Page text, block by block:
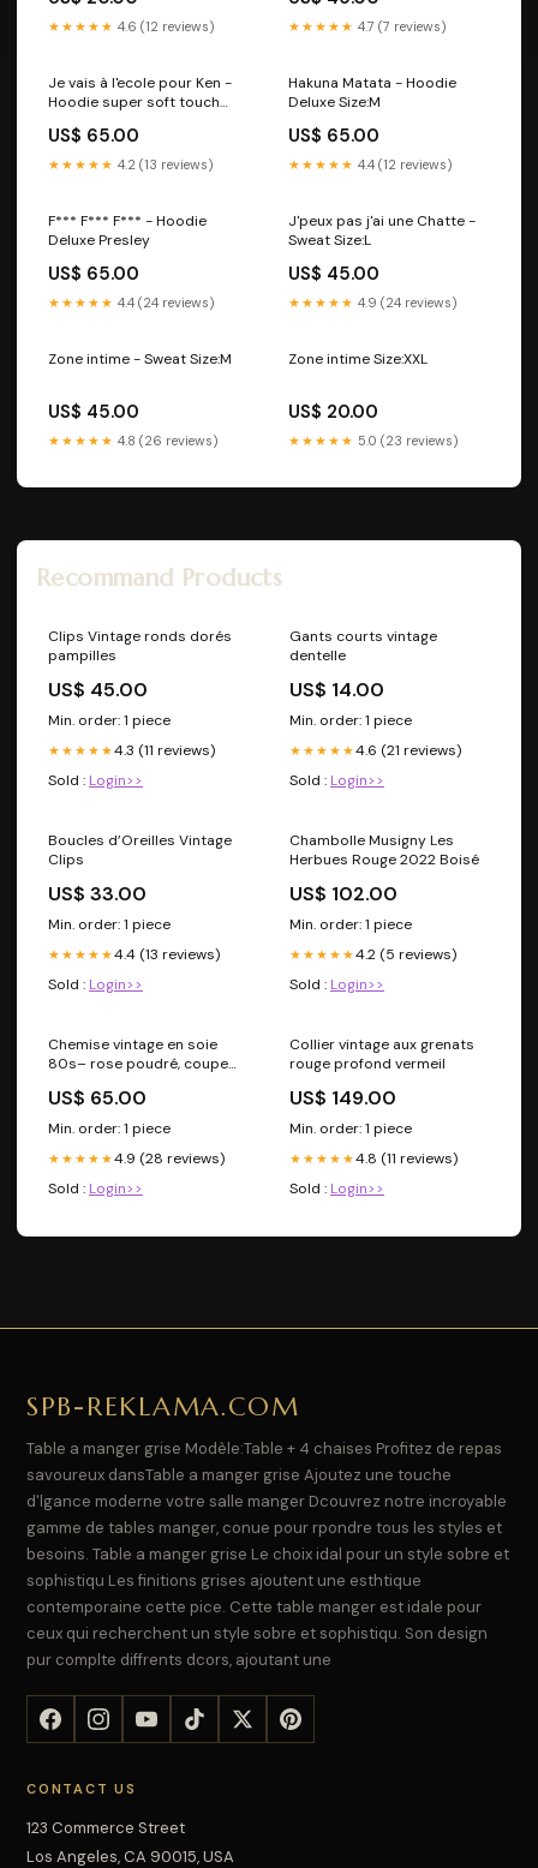
★★★★★ 4.6 (12 reviews) ★★★★★ 4.7 (7 reviews)
Je vais à l'ecole pour Ken -
Hoodie super soft touch
US$ 65.00
★★★★★ 4.2 (13 reviews)
Hakuna Matata - Hoodie
Deluxe Size:M
US$ 65.00
★★★★★ 4.4 (12 reviews)
F*** F*** F*** - Hoodie
Deluxe Presley
US$ 65.00
★★★★★ 4.4 (24 reviews)
J'peux pas j'ai une Chatte -
Sweat Size:L
US$ 45.00
★★★★★ 4.9 (24 reviews)
Zone intime - Sweat Size:M
US$ 45.00
★★★★★ 4.8 (26 reviews)
Zone intime Size:XXL
US$ 20.00
★★★★★ 5.0 (23 reviews)
Recommand Products
Clips Vintage ronds dorés
pampilles
US$ 45.00
Min. order: 1 piece
★★★★★4.3 (11 reviews)
Sold : Login>>
Gants courts vintage
dentelle
US$ 14.00
Min. order: 1 piece
★★★★★4.6 (21 reviews)
Sold : Login>>
Boucles d’Oreilles Vintage
Clips
US$ 33.00
Min. order: 1 piece
★★★★★4.4 (13 reviews)
Sold : Login>>
Chambolle Musigny Les
Herbues Rouge 2022 Boisé
US$ 102.00
Min. order: 1 piece
★★★★★4.2 (5 reviews)
Sold : Login>>
Chemise vintage en soie
80s– rose poudré, coupe
US$ 65.00
Min. order: 1 piece
★★★★★4.9 (28 reviews)
Sold : Login>>
Collier vintage aux grenats
rouge profond vermeil
US$ 149.00
Min. order: 1 piece
★★★★★4.8 (11 reviews)
Sold : Login>>
SPB-REKLAMA.COM
Table a manger grise Modèle:Table + 4 chaises Profitez de repas
savoureux dansTable a manger grise Ajoutez une touche
d'lgance moderne votre salle manger Dcouvrez notre incroyable
gamme de tables manger, conue pour rpondre tous les styles et
besoins. Table a manger grise Le choix idal pour un style sobre et
sophistiqu Les finitions grises ajoutent une esthtique
contemporaine cette pice. Cette table manger est idale pour
ceux qui recherchent un style sobre et sophistiqu. Son design
pur complte diffrents dcors, ajoutant une
CONTACT US
123 Commerce Street
Los Angeles, CA 90015, USA